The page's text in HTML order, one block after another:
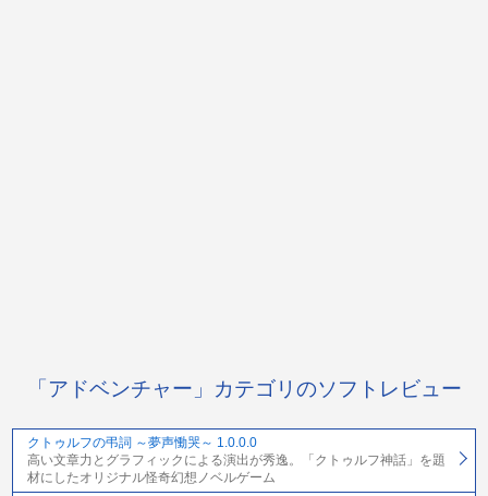
「アドベンチャー」カテゴリのソフトレビュー
クトゥルフの弔詞 ～夢声慟哭～ 1.0.0.0
高い文章力とグラフィックによる演出が秀逸。「クトゥルフ神話」を題
材にしたオリジナル怪奇幻想ノベルゲーム